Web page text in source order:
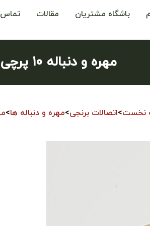
باشگاه مشتریان مقالات تماس
مهره و دنباله ۱۰ پرچی به ۵.۱۶
نخست>اتصالات برنجی>مهره و دنباله ها>